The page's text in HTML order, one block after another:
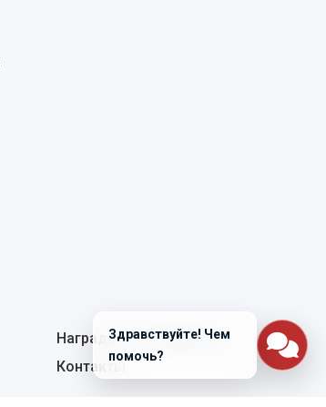
Награды и сертификаты
Контакты
Здравствуйте! Чем
помочь?